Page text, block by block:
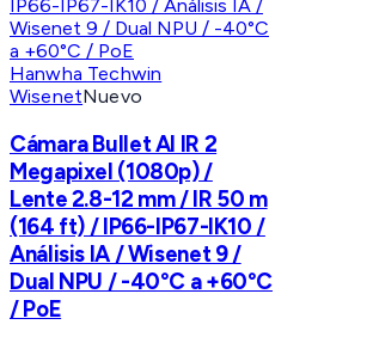
Hanwha Techwin
WisenetNuevo
Cámara Bullet AI IR 2
Megapixel (1080p) /
Lente 2.8-12 mm / IR 50 m
(164 ft) / IP66-IP67-IK10 /
Análisis IA / Wisenet 9 /
Dual NPU / -40°C a +60°C
/ PoE